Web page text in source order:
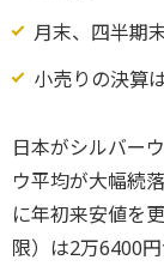
月末、四半期
小売りの決算
日本がシルバー
ウ平均が大幅続
に年初来安値を
限）は2万6400